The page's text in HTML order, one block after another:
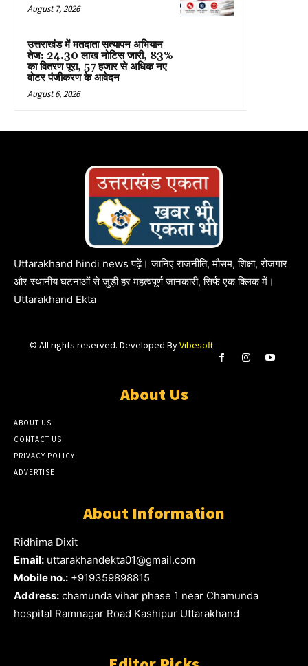
August 7, 2026
उत्तराखंड में मतदाता सत्यापन अभियान
तेज: 24.30 लाख नोटिस जारी, 83%
का वितरण पूरा, 57 हजार से अधिक नए
वोटर पंजीकरण के आवेदन
August 6, 2026
Uttarakhand hindi news पढ़ें। जानिए राजनीति, मौसम, शिक्षा, रोजगार
और स्थानीय घटनाओं से जुड़ी हर महत्वपूर्ण जानकारी, सिर्फ एक क्लिक में।
Uttarakhand Ekta
© All rights reserved. Developed ByVibesoft
About Us
ABOUT US
CONTACT US
PRIVACY POLICY
ADVERTISE
About Information
Ridhima Dixit
Email: uttarakhandekta01@gmail.com
Mobile no.: +919359898815
Address: chamunda vihar phase 1 near Chamunda
hospital Ramnagar Road Kashipur Uttarakhand